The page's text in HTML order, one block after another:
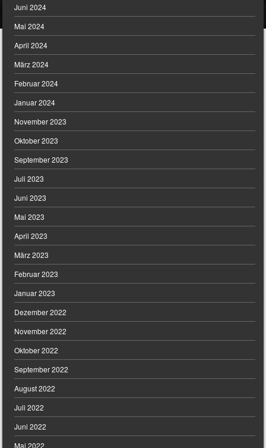
Juni 2024
Mai 2024
April 2024
März 2024
Februar 2024
Januar 2024
November 2023
Oktober 2023
September 2023
Juli 2023
Juni 2023
Mai 2023
April 2023
März 2023
Februar 2023
Januar 2023
Dezember 2022
November 2022
Oktober 2022
September 2022
August 2022
Juli 2022
Juni 2022
Mai 2022